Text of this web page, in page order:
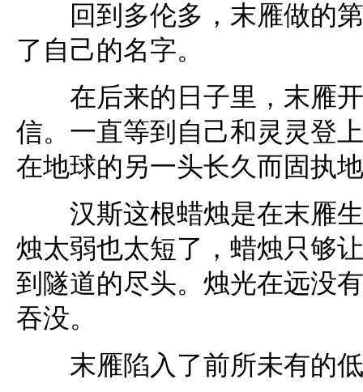
回到多伦多，末雁做的第
了自己的名字。
在后来的日子里，末雁开
信。一直等到自己和灵灵登
在地球的另一头长久而固执
汉斯这根蜡烛是在末雁生
烛太弱也太短了，蜡烛只够
到隧道的尽头。烛光在远没
吞没。
末雁陷入了前所未有的